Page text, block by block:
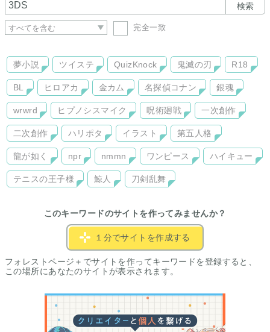
検索
完全一致
夢小説 ツイステ QuizKnock 鬼滅の刃 R18
BL ヒロアカ 金カム 名探偵コナン 銀魂
wrwrd ヒプノシスマイク 呪術廻戦 一次創作
二次創作 ハリポタ イラスト 第五人格
龍が如く npr nmmn ワンピース ハイキュー
テニスの王子様 鯨人 刀剣乱舞
このキーワードのサイトを作ってみませんか？
１分でサイトを作成する
フォレストページ＋でサイトを作ってキーワードを登録すると、
この場所にあなたのサイトが表示されます。